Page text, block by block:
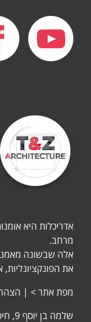
אדריכלות היא
מרחב.
אלה שבשונה
את
מפת אתר > |
שלמה בן יוסף 9, חיפה